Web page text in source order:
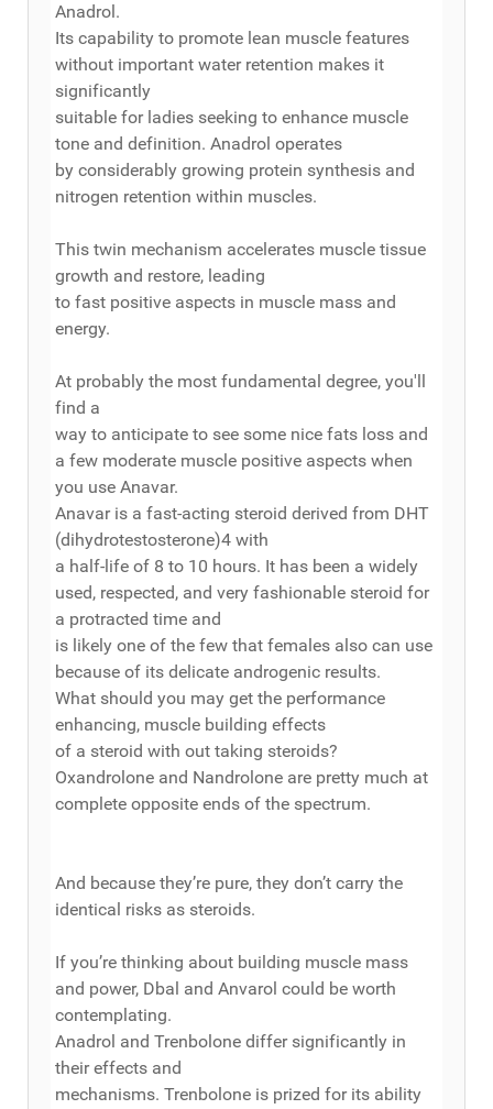
Anadrol.
Its capability to promote lean muscle features
without important water retention makes it
significantly
suitable for ladies seeking to enhance muscle
tone and definition. Anadrol operates
by considerably growing protein synthesis and
nitrogen retention within muscles.
This twin mechanism accelerates muscle tissue
growth and restore, leading
to fast positive aspects in muscle mass and
energy.
At probably the most fundamental degree, you'll
find a
way to anticipate to see some nice fats loss and
a few moderate muscle positive aspects when
you use Anavar.
Anavar is a fast-acting steroid derived from DHT
(dihydrotestosterone)4 with
a half-life of 8 to 10 hours. It has been a widely
used, respected, and very fashionable steroid for
a protracted time and
is likely one of the few that females also can use
because of its delicate androgenic results.
What should you may get the performance
enhancing, muscle building effects
of a steroid with out taking steroids?
Oxandrolone and Nandrolone are pretty much at
complete opposite ends of the spectrum.
And because they’re pure, they don’t carry the
identical risks as steroids.
If you’re thinking about building muscle mass
and power, Dbal and Anvarol could be worth
contemplating.
Anadrol and Trenbolone differ significantly in
their effects and
mechanisms. Trenbolone is prized for its ability